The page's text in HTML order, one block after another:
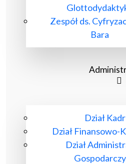
Zespół ds.
Bara
Dział Kadr
Dział Finansowo-
Dział
Gospodarczy